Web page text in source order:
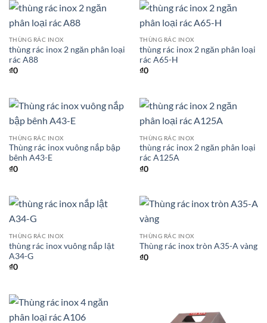
THÙNG RÁC INOX
thùng rác inox 2 ngăn phân loại
rác A88
₫0
THÙNG RÁC INOX
thùng rác inox 2 ngăn phân loại
rác A65-H
₫0
THÙNG RÁC INOX
Thùng rác inox vuông nắp bập
bênh A43-E
₫0
THÙNG RÁC INOX
thùng rác inox 2 ngăn phân loại
rác A125A
₫0
THÙNG RÁC INOX
thùng rác inox vuông nắp lật
A34-G
₫0
THÙNG RÁC INOX
Thùng rác inox tròn A35-A vàng
₫0